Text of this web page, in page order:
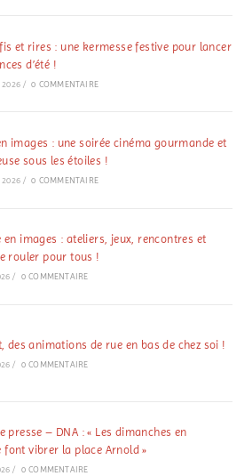
et rires : une kermesse festive pour lancer
d’été !
2026 / 0 COMMENTAIRE
images : une soirée cinéma gourmande et
sous les étoiles !
2026 / 0 COMMENTAIRE
en images : ateliers, jeux, rencontres et
rouler pour tous !
/ 0 COMMENTAIRE
des animations de rue en bas de chez soi !
/ 0 COMMENTAIRE
presse – DNA : « Les dimanches en
font vibrer la place Arnold »
/ 0 COMMENTAIRE